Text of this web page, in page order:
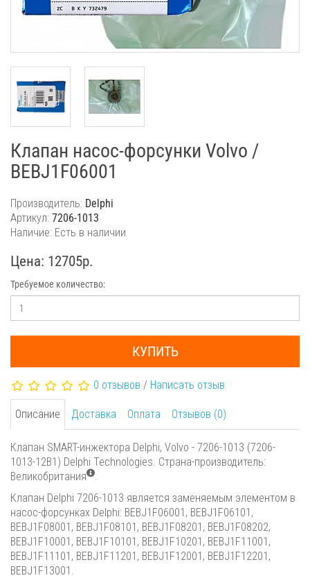
Клапан насос-форсунки Volvo /
BEBJ1F06001
Производитель: Delphi
Артикул: 7206-1013
Наличие: Есть в наличии
Цена: 12705р.
Требуемое количество:
КУПИТЬ
0 отзывов / Написать отзыв
Описание Доставка Оплата Отзывов (0)
Клапан SMART-инжектора Delphi, Volvo - 7206-1013 (7206-
1013-12B1) Delphi Technologies. Страна-производитель:
Великобритания
.
Клапан Delphi 7206-1013 является заменяемым элементом в
насос-форсунках Delphi: BEBJ1F06001, BEBJ1F06101,
BEBJ1F08001, BEBJ1F08101, BEBJ1F08201, BEBJ1F08202,
BEBJ1F10001, BEBJ1F10101, BEBJ1F10201, BEBJ1F11001,
BEBJ1F11101, BEBJ1F11201, BEBJ1F12001, BEBJ1F12201,
BEBJ1F13001.